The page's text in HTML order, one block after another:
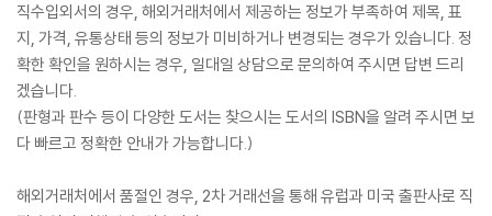
직수입외서의 경우, 해외거래처에서 제공하는 정보가 부족하여 제목, 표
지, 가격, 유통상태 등의 정보가 미비하거나 변경되는 경우가 있습니다. 정
확한 확인을 원하시는 경우, 일대일 상담으로 문의하여 주시면 답변 드리
겠습니다.
(판형과 판수 등이 다양한 도서는 찾으시는 도서의 ISBN을 알려 주시면 보
다 빠르고 정확한 안내가 가능합니다.)
해외거래처에서 품절인 경우, 2차 거래선을 통해 유럽과 미국 출판사로 직